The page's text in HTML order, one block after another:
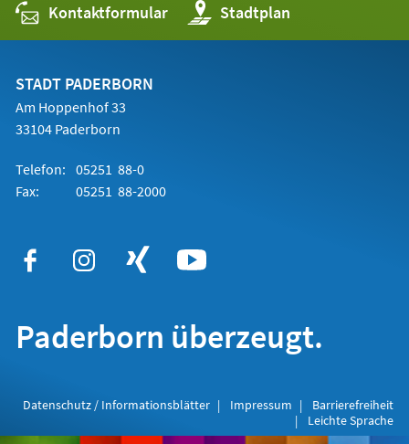
Kontaktformular Stadtplan
(Öffnet
in
einem
STADT PADERBORN
Am Hoppenhof 33
33104 Paderborn
Telefon: 05251 88-0
Fax:
05251 88-2000
Paderborn überzeugt.
Datenschutz / Informationsblätter Impressum
Barrierefreiheit
Leichte Sprache